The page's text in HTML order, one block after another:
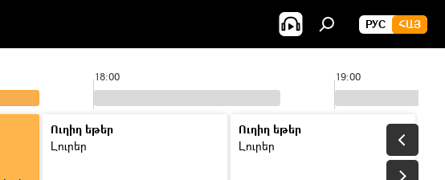
РУС ՀԱՅ
18:00 19:00
Ուղիղ եթեր
Լուրեր
Ուղիղ եթեր
Լուրեր